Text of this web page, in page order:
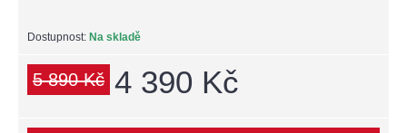
Dostupnost: Na skladě
5 890 Kč 4 390 Kč